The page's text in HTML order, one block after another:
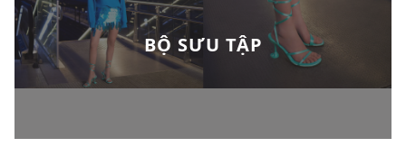
BỘ SƯU TẬP